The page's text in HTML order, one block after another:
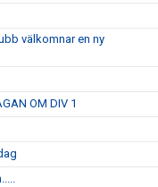
välkomnar en ny
OM DIV 1